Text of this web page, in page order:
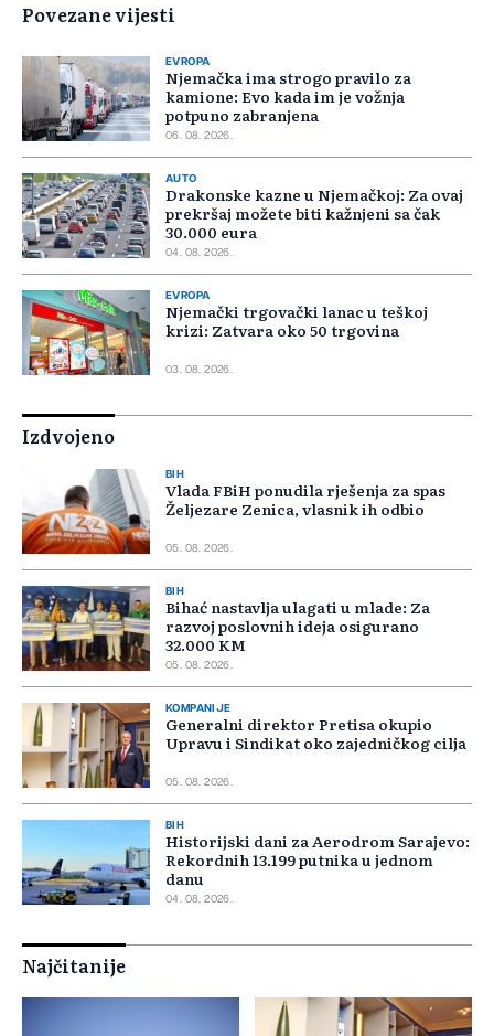
Povezane vijesti
EVROPA
Njemačka ima strogo pravilo za
kamione: Evo kada im je vožnja
potpuno zabranjena
06. 08. 2026.
AUTO
Drakonske kazne u Njemačkoj: Za ovaj
prekršaj možete biti kažnjeni sa čak
30.000 eura
04. 08. 2026.
EVROPA
Njemački trgovački lanac u teškoj
krizi: Zatvara oko 50 trgovina
03. 08. 2026.
Izdvojeno
BIH
Vlada FBiH ponudila rješenja za spas
Željezare Zenica, vlasnik ih odbio
05. 08. 2026.
BIH
Bihać nastavlja ulagati u mlade: Za
razvoj poslovnih ideja osigurano
32.000 KM
05. 08. 2026.
KOMPANIJE
Generalni direktor Pretisa okupio
Upravu i Sindikat oko zajedničkog cilja
05. 08. 2026.
BIH
Historijski dani za Aerodrom Sarajevo:
Rekordnih 13.199 putnika u jednom
danu
04. 08. 2026.
Najčitanije